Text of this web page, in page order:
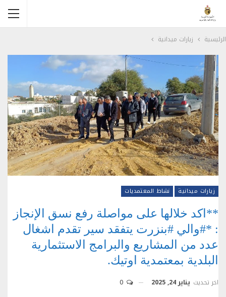
الرئيسية زيارات ميدانية
زيارات ميدانية نشاط المعتمديات
**اكد خلالها على مواصلة رفع نسق الإنجاز
: *#والي #بنزرت يتفقد سير تقدم اشغال
عدد من المشاريع والبرامج الاستثمارية
البلدية بمعتمدية اوتيك.
اخر تحديث يناير 24, 2025